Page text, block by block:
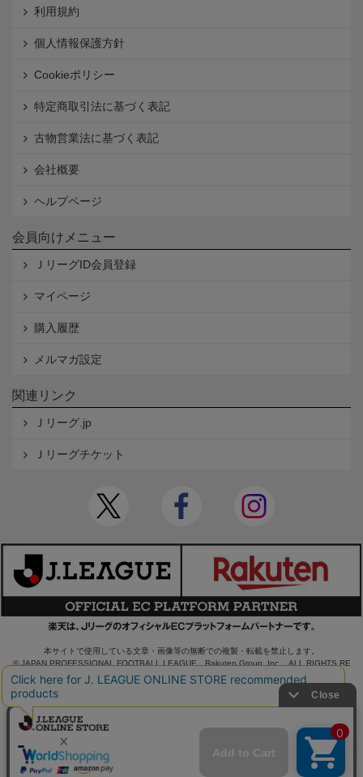
利用規約
個人情報保護方針
Cookieポリシー
特定商取引法に基づく表記
古物営業法に基づく表記
会社概要
ヘルプページ
会員向けメニュー
ＪリーグID会員登録
マイページ
購入履歴
メルマガ設定
関連リンク
Ｊリーグ.jp
Ｊリーグチケット
本サイトで使用している文章・画像等の無断での複製・転載を禁止します。
© JAPAN PROFESSIONAL FOOTBALL LEAGUE Rakuten Group, Inc. ALL RIGHTS RE
SERVED.